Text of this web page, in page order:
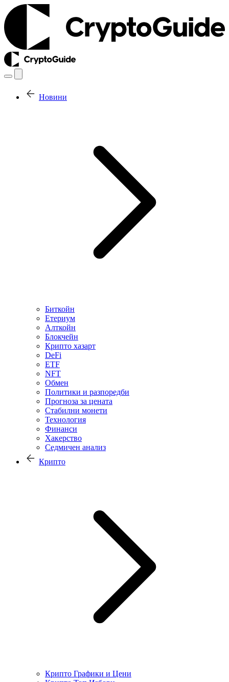
Новини
Биткойн
Етериум
Алткойн
Блокчейн
Крипто хазарт
DeFi
ETF
NFT
Обмен
Политики и разпоредби
Прогноза за цената
Стабилни монети
Технология
Финанси
Хакерство
Седмичен анализ
Крипто
Крипто Графики и Цени